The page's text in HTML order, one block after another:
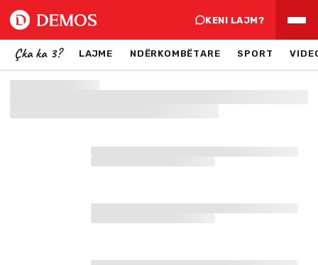
KENI LAJM?
Çka ka 3? LAJME NDËRKOMBËTARE SPORT